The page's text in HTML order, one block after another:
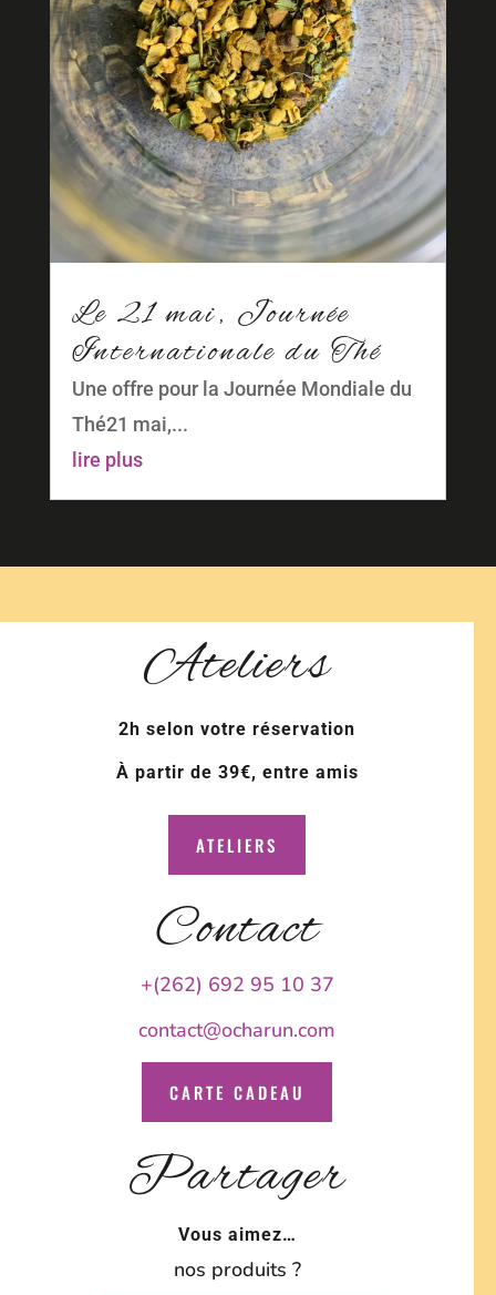
Le 21 mai, Journée
Internationale du Thé
Une offre pour la Journée Mondiale du
Thé21 mai,...
lire plus
Ateliers
2h selon votre réservation
À partir de 39€, entre amis
ATELIERS
Contact
+(262) 692 95 10 37
contact@ocharun.com
CARTE CADEAU
Partager
Vous aimez…
nos produits ?